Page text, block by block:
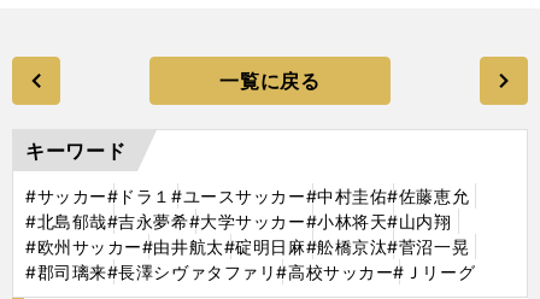
一覧に戻る
キーワード
#サッカー#ドラ１#ユースサッカー#中村圭佑#佐藤恵允
#北島郁哉#吉永夢希#大学サッカー#小林将天#山内翔
#欧州サッカー#由井航太#碇明日麻#舩橋京汰#菅沼一晃
#郡司璃来#長澤シヴァタファリ#高校サッカー#Ｊリーグ